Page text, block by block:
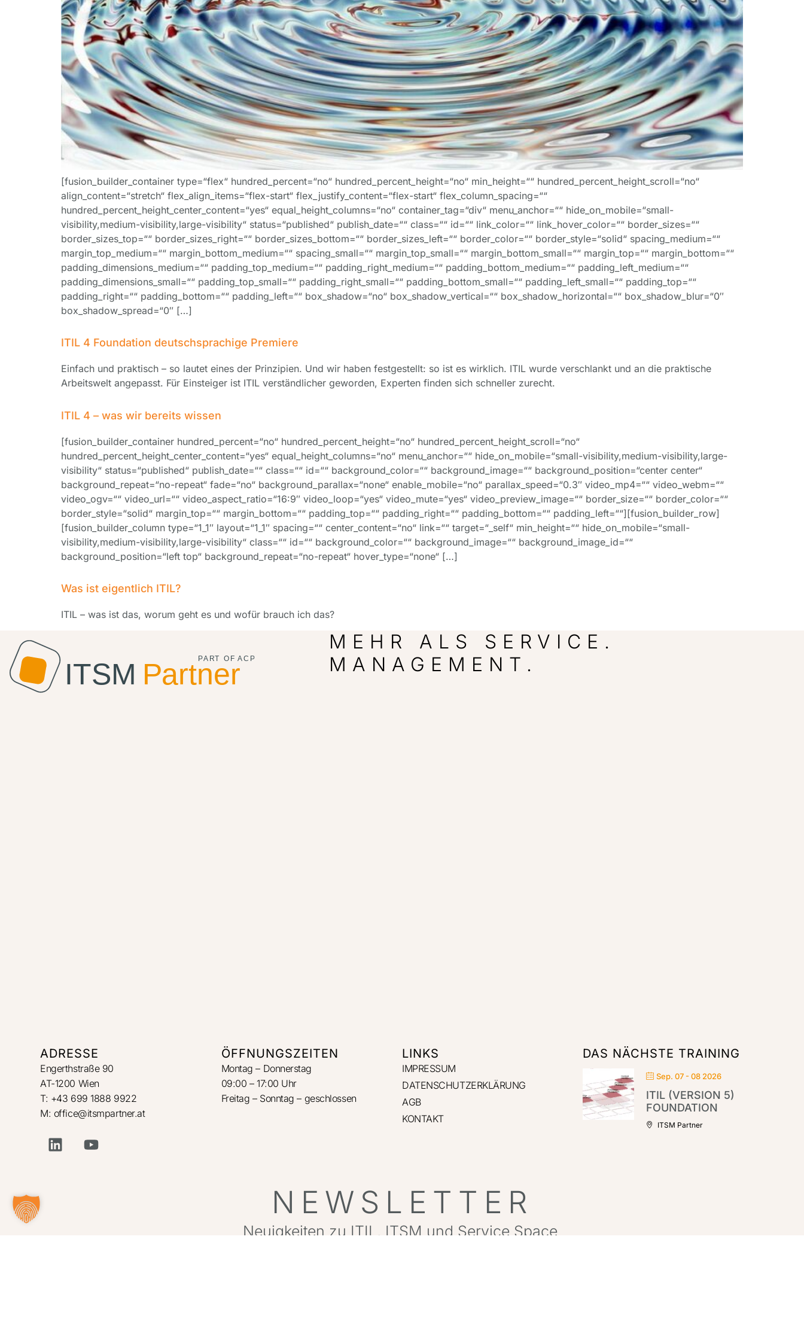
[fusion_builder_container type=“flex“ hundred_percent=“no“ hundred_percent_height=“no“ min_height=““ hundred_percent_height_scroll=“no“
align_content=“stretch“ flex_align_items=“flex-start“ flex_justify_content=“flex-start“ flex_column_spacing=““
hundred_percent_height_center_content=“yes“ equal_height_columns=“no“ container_tag=“div“ menu_anchor=““ hide_on_mobile=“small-
visibility,medium-visibility,large-visibility“ status=“published“ publish_date=““ class=““ id=““ link_color=““ link_hover_color=““ border_sizes=““
border_sizes_top=““ border_sizes_right=““ border_sizes_bottom=““ border_sizes_left=““ border_color=““ border_style=“solid“ spacing_medium=““
margin_top_medium=““ margin_bottom_medium=““ spacing_small=““ margin_top_small=““ margin_bottom_small=““ margin_top=““ margin_bottom=““
padding_dimensions_medium=““ padding_top_medium=““ padding_right_medium=““ padding_bottom_medium=““ padding_left_medium=““
padding_dimensions_small=““ padding_top_small=““ padding_right_small=““ padding_bottom_small=““ padding_left_small=““ padding_top=““
padding_right=““ padding_bottom=““ padding_left=““ box_shadow=“no“ box_shadow_vertical=““ box_shadow_horizontal=““ box_shadow_blur=“0″
box_shadow_spread=“0″ […]
ITIL 4 Foundation deutschsprachige Premiere
Einfach und praktisch – so lautet eines der Prinzipien. Und wir haben festgestellt: so ist es wirklich. ITIL wurde verschlankt und an die praktische
Arbeitswelt angepasst. Für Einsteiger ist ITIL verständlicher geworden, Experten finden sich schneller zurecht.
ITIL 4 – was wir bereits wissen
[fusion_builder_container hundred_percent=“no“ hundred_percent_height=“no“ hundred_percent_height_scroll=“no“
hundred_percent_height_center_content=“yes“ equal_height_columns=“no“ menu_anchor=““ hide_on_mobile=“small-visibility,medium-visibility,large-
visibility“ status=“published“ publish_date=““ class=““ id=““ background_color=““ background_image=““ background_position=“center center“
background_repeat=“no-repeat“ fade=“no“ background_parallax=“none“ enable_mobile=“no“ parallax_speed=“0.3″ video_mp4=““ video_webm=““
video_ogv=““ video_url=““ video_aspect_ratio=“16:9″ video_loop=“yes“ video_mute=“yes“ video_preview_image=““ border_size=““ border_color=““
border_style=“solid“ margin_top=““ margin_bottom=““ padding_top=““ padding_right=““ padding_bottom=““ padding_left=““][fusion_builder_row]
[fusion_builder_column type=“1_1″ layout=“1_1″ spacing=““ center_content=“no“ link=““ target=“_self“ min_height=““ hide_on_mobile=“small-
visibility,medium-visibility,large-visibility“ class=““ id=““ background_color=““ background_image=““ background_image_id=““
background_position=“left top“ background_repeat=“no-repeat“ hover_type=“none“ […]
Was ist eigentlich ITIL?
ITIL – was ist das, worum geht es und wofür brauch ich das?
MEHR ALS SERVICE.
MANAGEMENT.
ADRESSE
Engerthstraße 90
AT-1200 Wien
T: +43 699 1888 9922
M: office@itsmpartner.at
ÖFFNUNGSZEITEN
Montag – Donnerstag
09:00 – 17:00 Uhr
Freitag – Sonntag – geschlossen
LINKS
IMPRESSUM
DATENSCHUTZERKLÄRUNG
AGB
KONTAKT
DAS NÄCHSTE TRAINING
Sep. 07 - 08 2026
ITIL (VERSION 5)
FOUNDATION
ITSM Partner
NEWSLETTER
Neuigkeiten zu ITIL, ITSM und Service Space